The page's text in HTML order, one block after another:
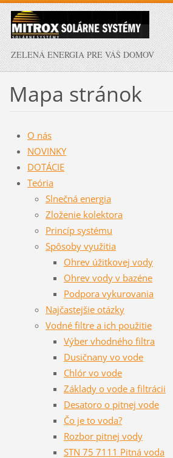
ZELENÁ ENERGIA PRE VÁŠ DOMOV
Mapa stránok
O nás
NOVINKY
DOTÁCIE
Teória
Slnečná energia
Zloženie kolektora
Princíp systému
Spôsoby využitia
Ohrev úžitkovej vody
Ohrev vody v bazéne
Podpora vykurovania
Najčastejšie otázky
Vodné filtre a ich použitie
Výber vhodného filtra
Dusičnany vo vode
Chlór vo vode
Základy o vode a filtrácii
Desatoro o pitnej vode
Čo je to voda?
Rozbor pitnej vody
STN 75 7111 Pitná voda